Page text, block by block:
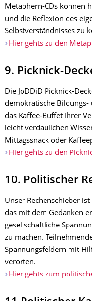
Metaphern-CDs können
und die Reflexion des
Selbstverständnisses zu
Hier gehts zu den
9. Picknick-
Die JoDDiD Picknick-
demokratische Bildungs-
das Kaffee-Buffet Ihrer
leicht verdaulichen
Mittagssnack oder
Hier gehts zu den
10. Politischer
Unser Rechenschieber
das mit dem Gedanken
gesellschaftliche
zu machen.
Spannungsfeldern mit
verorten.
Hier gehts zum